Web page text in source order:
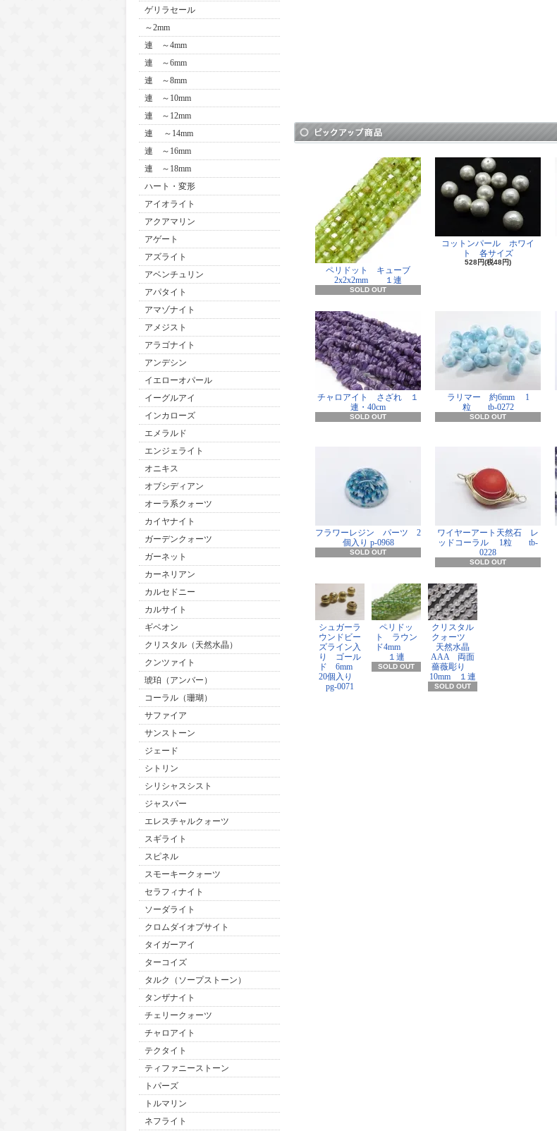
ゲリラセール
～2mm
連 ～4mm
連 ～6mm
連 ～8mm
連 ～10mm
連 ～12mm
連 ～14mm
連 ～16mm
連 ～18mm
ハート・変形
アイオライト
アクアマリン
アゲート
アズライト
アベンチュリン
アパタイト
アマゾナイト
アメジスト
アラゴナイト
アンデシン
イエローオパール
イーグルアイ
インカローズ
エメラルド
エンジェライト
オニキス
オブシディアン
オーラ系クォーツ
カイヤナイト
ガーデンクォーツ
ガーネット
カーネリアン
カルセドニー
カルサイト
ギベオン
クリスタル（天然水晶）
クンツァイト
琥珀（アンバー）
コーラル（珊瑚）
サファイア
サンストーン
ジェード
シトリン
シリシャスシスト
ジャスパー
エレスチャルクォーツ
スギライト
スピネル
スモーキークォーツ
セラフィナイト
ソーダライト
クロムダイオプサイト
タイガーアイ
ターコイズ
タルク（ソープストーン）
タンザナイト
チェリークォーツ
チャロアイト
テクタイト
ティファニーストーン
トパーズ
トルマリン
ネフライト
ペリドット キューブ
2x2x2mm １連
SOLD OUT
コットンパール ホワイ
ト 各サイズ
528円(税48円)
チャロアイト さざれ １
連・40cm
SOLD OUT
ラリマー 約6mm 1
粒 tb-0272
SOLD OUT
フラワーレジン パーツ 2
個入り p-0968
SOLD OUT
ワイヤーアート天然石 レ
ッドコーラル 1粒 tb-
0228
SOLD OUT
シュガーラ
ウンドビー
ズライン入
り ゴール
ド 6mm
20個入り
pg-0071
ペリドッ
ト ラウン
ド4mm
１連
SOLD OUT
クリスタル
クォーツ
天然水晶
AAA 両面
薔薇彫り
10mm １連
SOLD OUT